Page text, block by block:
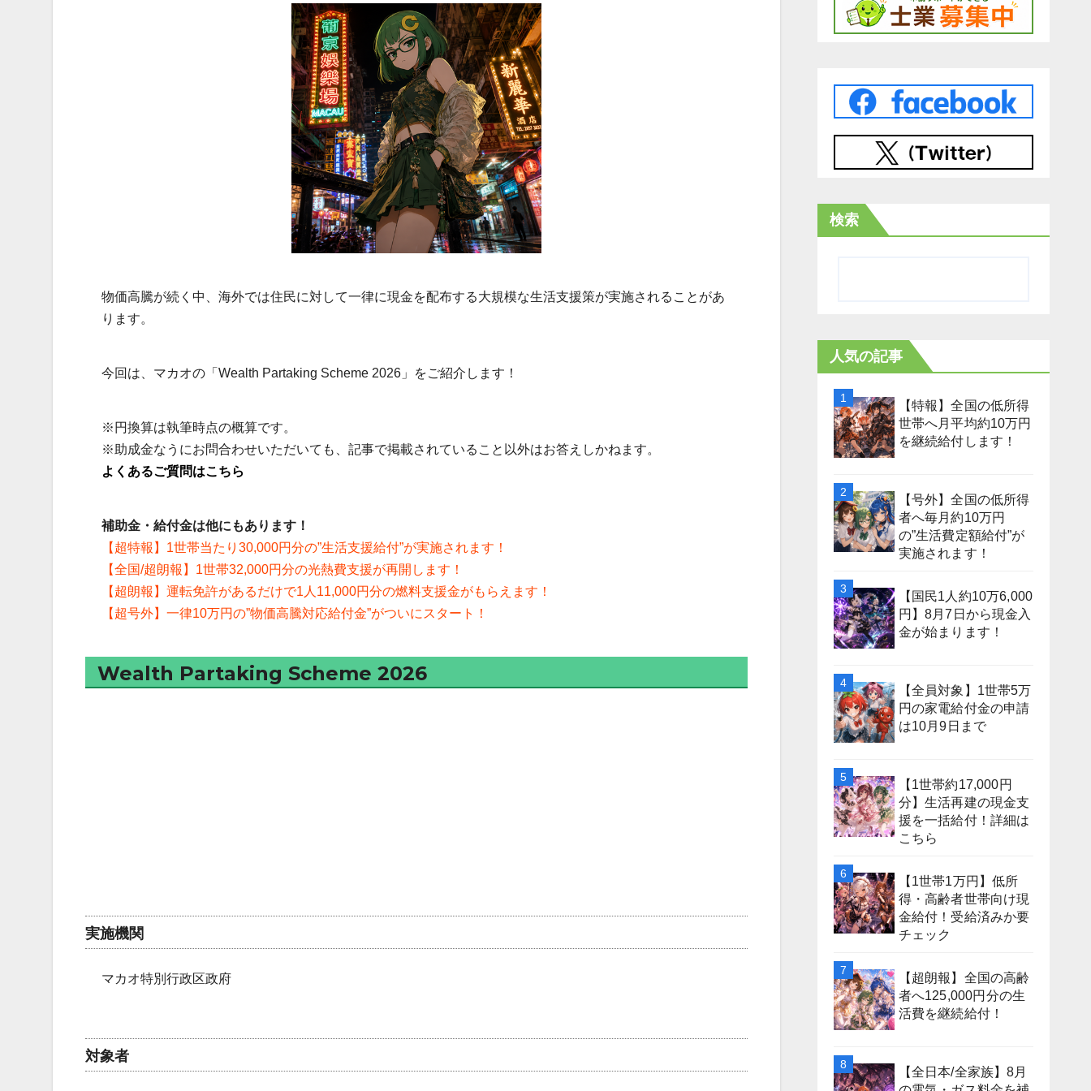
物価高騰が続く中、海外では住民に対して一律に現金を配布する大規模な生活支援策が実施されることがあ
ります。
今回は、マカオの「Wealth Partaking Scheme 2026」をご紹介します！
※円換算は執筆時点の概算です。
※助成金なうにお問合わせいただいても、記事で掲載されていること以外はお答えしかねます。
よくあるご質問はこちら
補助金・給付金は他にもあります！
【超特報】1世帯当たり30,000円分の”生活支援給付”が実施されます！
【全国/超朗報】1世帯32,000円分の光熱費支援が再開します！
【超朗報】運転免許があるだけで1人11,000円分の燃料支援金がもらえます！
【超号外】一律10万円の”物価高騰対応給付金”がついにスタート！
Wealth Partaking Scheme 2026
実施機関
マカオ特別行政区政府
対象者
検索
人気の記事
【特報】全国の低所得
世帯へ月平均約10万円
を継続給付します！
【号外】全国の低所得
者へ毎月約10万円
の”生活費定額給付”が
実施されます！
【国民1人約10万6,000
円】8月7日から現金入
金が始まります！
【全員対象】1世帯5万
円の家電給付金の申請
は10月9日まで
【1世帯約17,000円
分】生活再建の現金支
援を一括給付！詳細は
こちら
【1世帯1万円】低所
得・高齢者世帯向け現
金給付！受給済みか要
チェック
【超朗報】全国の高齢
者へ125,000円分の生
活費を継続給付！
【全日本/全家族】8月